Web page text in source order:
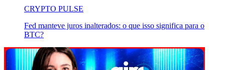
CRYPTO PULSE
Fed manteve juros inalterados: o que isso significa para o
BTC?